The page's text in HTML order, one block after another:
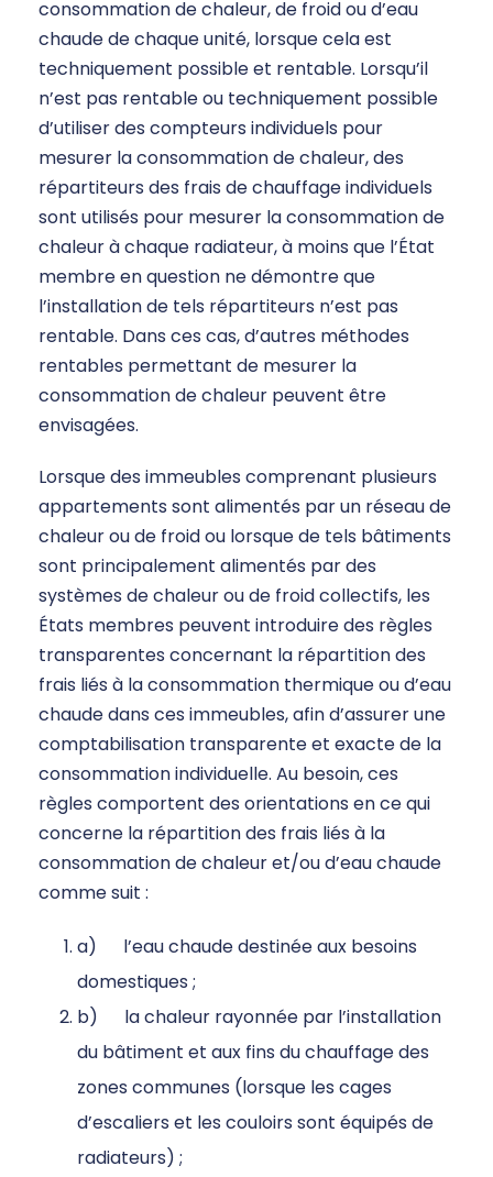
consommation de chaleur, de froid ou d’eau
chaude de chaque unité, lorsque cela est
techniquement possible et rentable. Lorsqu’il
n’est pas rentable ou techniquement possible
d’utiliser des compteurs individuels pour
mesurer la consommation de chaleur, des
répartiteurs des frais de chauffage individuels
sont utilisés pour mesurer la consommation de
chaleur à chaque radiateur, à moins que l’État
membre en question ne démontre que
l’installation de tels répartiteurs n’est pas
rentable. Dans ces cas, d’autres méthodes
rentables permettant de mesurer la
consommation de chaleur peuvent être
envisagées.
Lorsque des immeubles comprenant plusieurs
appartements sont alimentés par un réseau de
chaleur ou de froid ou lorsque de tels bâtiments
sont principalement alimentés par des
systèmes de chaleur ou de froid collectifs, les
États membres peuvent introduire des règles
transparentes concernant la répartition des
frais liés à la consommation thermique ou d’eau
chaude dans ces immeubles, afin d’assurer une
comptabilisation transparente et exacte de la
consommation individuelle. Au besoin, ces
règles comportent des orientations en ce qui
concerne la répartition des frais liés à la
consommation de chaleur et/ou d’eau chaude
comme suit :
a) l’eau chaude destinée aux besoins
domestiques ;
b) la chaleur rayonnée par l’installation
du bâtiment et aux fins du chauffage des
zones communes (lorsque les cages
d’escaliers et les couloirs sont équipés de
radiateurs) ;